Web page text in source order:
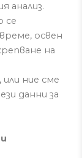
анализ.
се
освен
на
ние сме
данни за